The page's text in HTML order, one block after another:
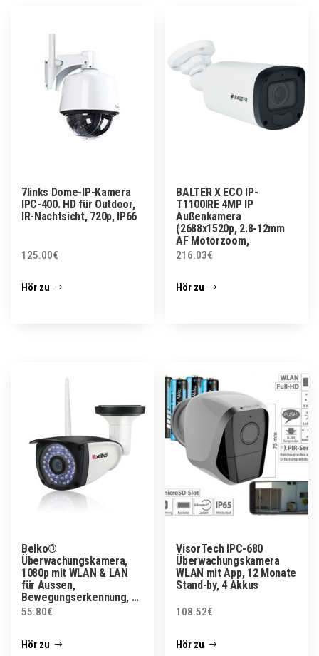
7links Dome-IP-Kamera
IPC-400. HD für Outdoor,
IR-Nachtsicht, 720p, IP66
125.00€
Hör zu
BALTER X ECO IP-
T1100IRE 4MP IP
Außenkamera
(2688x1520p, 2.8-12mm
AF Motorzoom,
216.03€
Hör zu
Belko®
Überwachungskamera,
1080p mit WLAN & LAN
für Aussen,
Bewegungserkennung, …
55.80€
Hör zu
VisorTech IPC-680
Überwachungskamera
WLAN mit App, 12 Monate
Stand-by, 4 Akkus
108.52€
Hör zu